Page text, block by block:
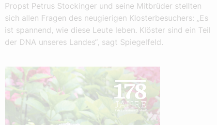
Propst Petrus Stockinger und seine Mitbrüder stellten
sich allen Fragen des neugierigen Klosterbesuchers: „Es
ist spannend, wie diese Leute leben. Klöster sind ein Teil
der DNA unseres Landes“, sagt Spiegelfeld.